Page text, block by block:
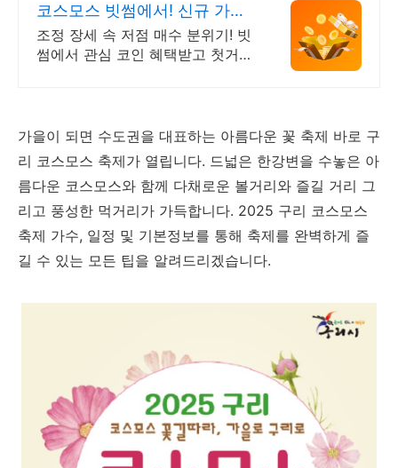
코스모스 빗썸에서! 신규 가입
시 5만원 혜택
조정 장세 속 저점 매수 분위기! 빗
썸에서 관심 코인 혜택받고 첫거래
가을이 되면 수도권을 대표하는 아름다운 꽃 축제 바로 구
리 코스모스 축제가 열립니다. 드넓은 한강변을 수놓은 아
름다운 코스모스와 함께 다채로운 볼거리와 즐길 거리 그
리고 풍성한 먹거리가 가득합니다. 2025 구리 코스모스
축제 가수, 일정 및 기본정보를 통해 축제를 완벽하게 즐
길 수 있는 모든 팁을 알려드리겠습니다.